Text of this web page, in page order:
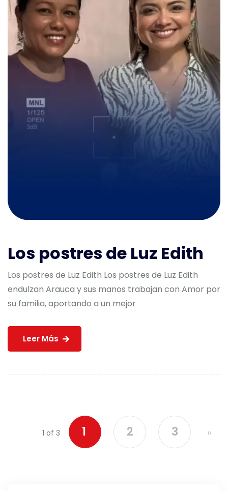
Los postres de Luz Edith
Los postres de Luz Edith Los postres de Luz Edith
endulzan Arauca y sus manos trabajan con Amor por
su familia, aportando a un mejor
Leer Más
1 of 3 1 2 3 »